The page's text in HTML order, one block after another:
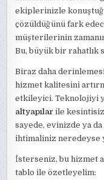
ekiplerinizle
çözüldüğünü fark
müşterilerinin
Bu, büyük bir rahatlık
Biraz daha
hizmet kalitesini
etkileyici. Teknolojiyi
altyapılar ile
sayede, evinizde ya
ihtimaliniz neredeyse
İsterseniz, bu hizmet
tablo ile özetleyelim: